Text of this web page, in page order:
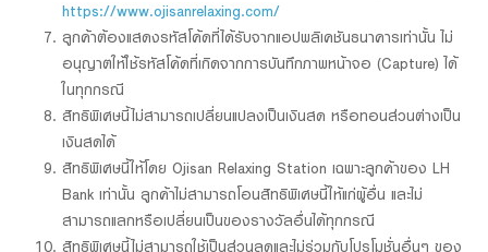
https://www.ojisanrelaxing.com/
ลูกค้าต้องแสดงรหัสโค้ดที่ได้รับจากแอปพลิเคชันธนาคารเท่านั้น ไม่
อนุญาตให้ใช้รหัสโค้ดที่เกิดจากการบันทึกภาพหน้าจอ (Capture) ได้
ในทุกกรณี
สิทธิพิเศษนี้ไม่สามารถเปลี่ยนแปลงเป็นเงินสด หรือทอนส่วนต่างเป็น
เงินสดได้
สิทธิพิเศษนี้ให้โดย Ojisan Relaxing Station เฉพาะลูกค้าของ LH
Bank เท่านั้น ลูกค้าไม่สามารถโอนสิทธิพิเศษนี้ให้แก่ผู้อื่น และไม่
สามารถแลกหรือเปลี่ยนเป็นของรางวัลอื่นได้ทุกกรณี
สิทธิพิเศษนี้ไม่สามารถใช้เป็นส่วนลดและไม่ร่วมกับโปรโมชั่นอื่นๆ ของ